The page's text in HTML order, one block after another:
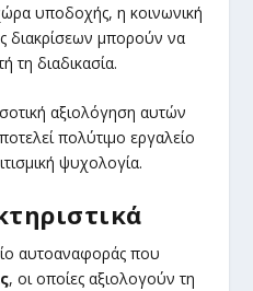
υποδοχής, η κοινωνική
διακρίσεων μπορούν να
τη διαδικασία.
αξιολόγηση αυτών
πολύτιμο εργαλείο
ψυχολογία.
αυτοαναφοράς που
, οι οποίες αξιολογούν τη